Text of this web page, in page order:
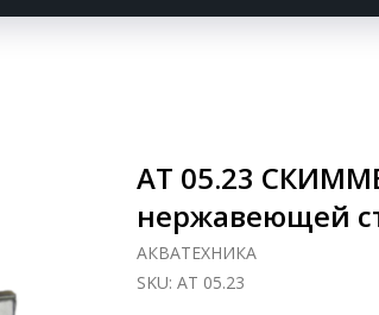
АТ 05.23
нержавеющей
АКВАТЕХНИКА
SKU: АТ 05.23